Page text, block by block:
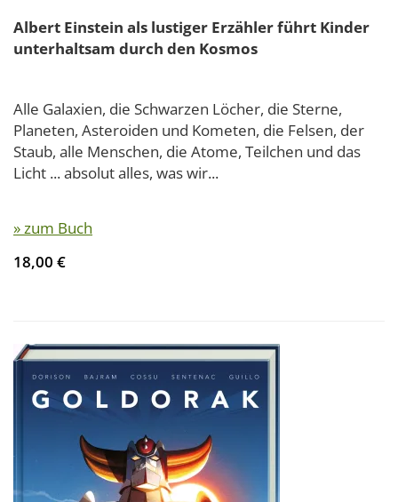
Albert Einstein als lustiger Erzähler führt Kinder
unterhaltsam durch den Kosmos
Alle Galaxien, die Schwarzen Löcher, die Sterne,
Planeten, Asteroiden und Kometen, die Felsen, der
Staub, alle Menschen, die Atome, Teilchen und das
Licht ... absolut alles, was wir...
» zum Buch
18,00 €